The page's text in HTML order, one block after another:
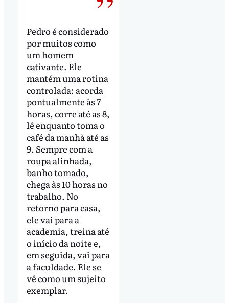
Pedro é considerado
por muitos como
um homem
cativante. Ele
mantém uma rotina
controlada: acorda
pontualmente às 7
horas, corre até as 8,
lê enquanto toma o
café da manhã até as
9. Sempre com a
roupa alinhada,
banho tomado,
chega às 10 horas no
trabalho. No
retorno para casa,
ele vai para a
academia, treina até
o início da noite e,
em seguida, vai para
a faculdade. Ele se
vê como um sujeito
exemplar.